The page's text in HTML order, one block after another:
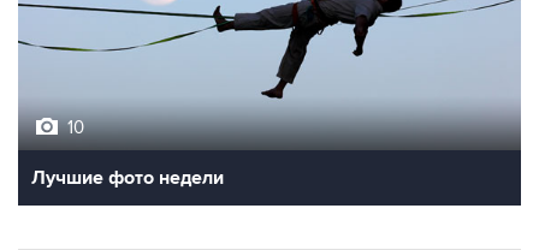
10
Лучшие фото недели